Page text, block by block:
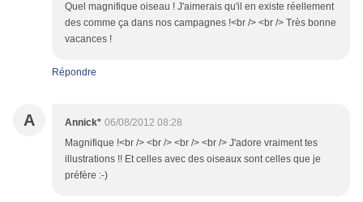
Quel magnifique oiseau ! J'aimerais qu'il en existe réellement
des comme ça dans nos campagnes !<br /> <br /> Très bonne
vacances !
Répondre
A Annick* 06/08/2012 08:28
Magnifique !<br /> <br /> <br /> <br /> J'adore vraiment tes
illustrations !! Et celles avec des oiseaux sont celles que je
préfère :-)